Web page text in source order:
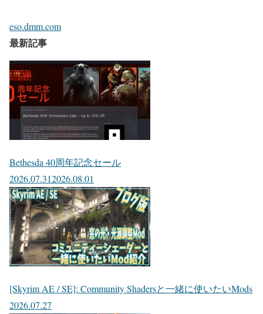
eso.dmm.com
最新記事
Bethesda 40周年記念セール
2026.07.312026.08.01
[Skyrim AE / SE]: Community Shadersと一緒に使いたいMods
2026.07.27